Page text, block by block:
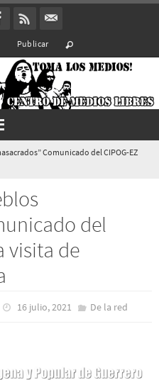
Publicar
Comunicado del CIPOG-EZ
del
visita de
16 julio, 2021 De la red